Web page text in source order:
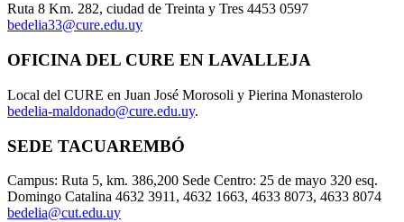
Ruta 8 Km. 282, ciudad de Treinta y Tres 4453 0597
bedelia33@cure.edu.uy
OFICINA DEL CURE EN LAVALLEJA
Local del CURE en Juan José Morosoli y Pierina Monasterolo
bedelia-maldonado@cure.edu.uy.
SEDE TACUAREMBÓ
Campus: Ruta 5, km. 386,200 Sede Centro: 25 de mayo 320 esq.
Domingo Catalina 4632 3911, 4632 1663, 4633 8073, 4633 8074
bedelia@cut.edu.uy